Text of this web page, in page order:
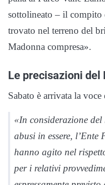
sottolineato – il compito
trovato nel terreno del
Madonna compresa».
Le precisazioni del
Sabato è arrivata la
«In considerazione
abusi in essere,
hanno agito nel
per i relativi